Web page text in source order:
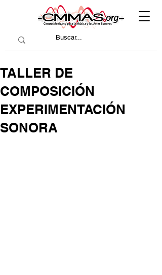
TALLER DE
COMPOSICIÓN
EXPERIMENTACIÓN
SONORA